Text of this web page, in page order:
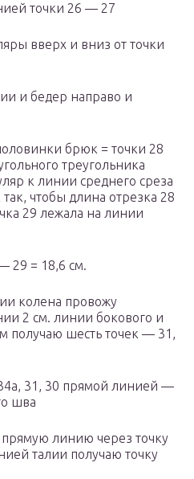
точки 26 — 27
вверх и вниз от точки
и бедер направо и
брюк = точки 28
треугольника
к линии среднего среза
чтобы длина отрезка 28
29 лежала на линии
29 = 18,6 см.
колена провожу
2 см. линии бокового и
получаю шесть точек — 31,
31, 30 прямой линией —
шва
линию через точку
талии получаю точку